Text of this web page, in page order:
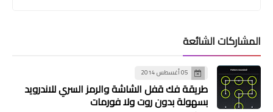
المشاركات الشائعة
05 أغسطس 2014
طريقة فك قفل الشاشة والرمز السري للاندرويد
بسهولة بدون روت ولا فورمات